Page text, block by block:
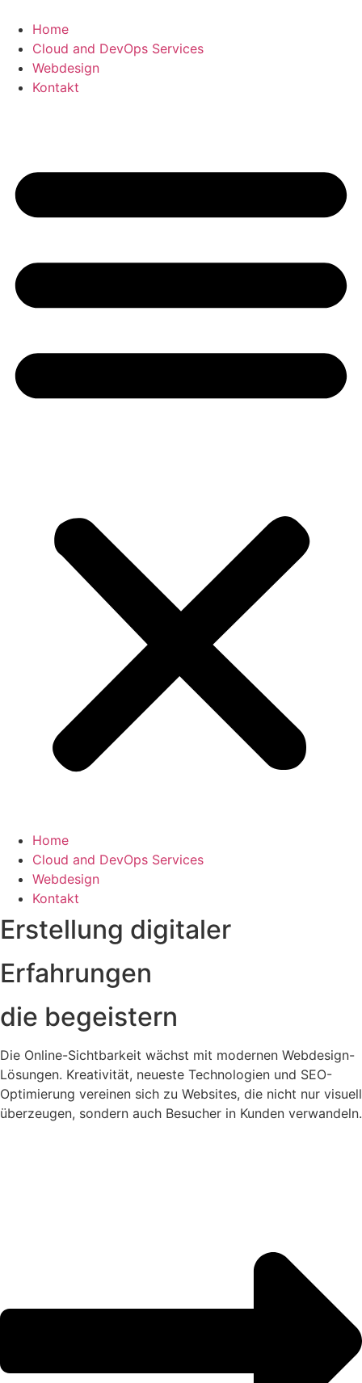
Inhalt
wechseln
Home
Cloud and DevOps Services
Webdesign
Kontakt
Home
Cloud and DevOps Services
Webdesign
Kontakt
Erstellung digitaler
Erfahrungen
die begeistern
Die Online-Sichtbarkeit wächst mit modernen Webdesign-
Lösungen. Kreativität, neueste Technologien und SEO-
Optimierung vereinen sich zu Websites, die nicht nur visuell
überzeugen, sondern auch Besucher in Kunden verwandeln.